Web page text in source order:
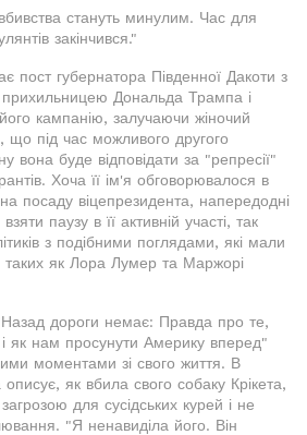
стануть минулим. Час для
закінчився."
пост губернатора Південної Дакоти з
Дональда Трампа і
кампанію, залучаючи жіночий
що під час можливого другого
вона буде відповідати за "репресії"
Хоча її ім'я обговорювалося в
посаду віцепрезидента, напередодні
паузу в її активній участі, так
з подібними поглядами, які мали
таких як Лора Лумер та Маржорі
"Назад дороги немає: Правда про те,
як нам просунути Америку вперед"
моментами зі свого життя. В
як вбила свого собаку Крікета,
для сусідських курей і не
"Я ненавиділа його. Він